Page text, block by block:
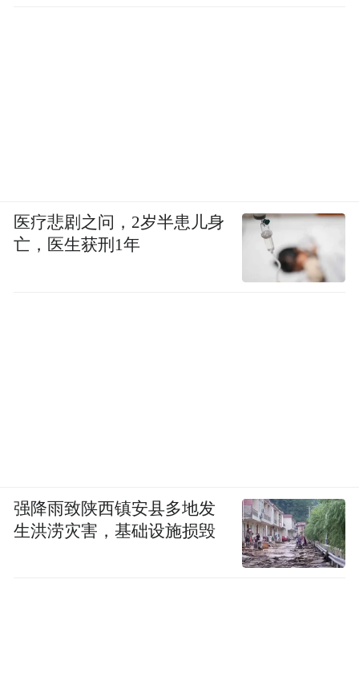
医疗悲剧之问，2岁半患儿身
亡，医生获刑1年
强降雨致陕西镇安县多地发
生洪涝灾害，基础设施损毁